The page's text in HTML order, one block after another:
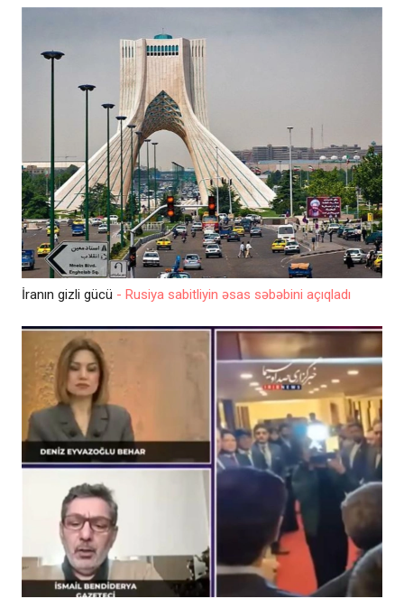
İranın gizli gücü - Rusiya sabitliyin əsas səbəbini açıqladı